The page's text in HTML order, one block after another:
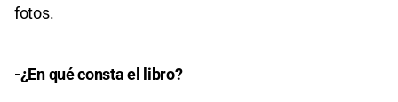
fotos.
-¿En qué consta el libro?